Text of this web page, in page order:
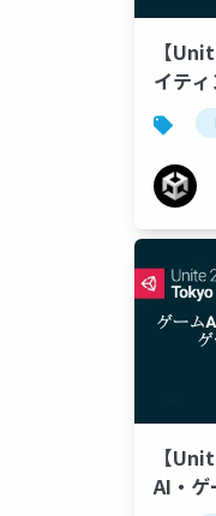
【
イテ
【
AI・ゲ